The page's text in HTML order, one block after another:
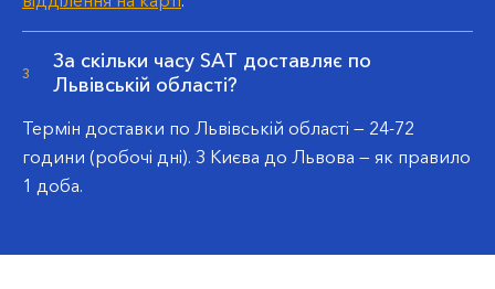
3
За скільки часу SAT доставляє по
Львівській області?
Термін доставки по Львівській області — 24-72
години (робочі дні). З Києва до Львова — як правило
1 доба.